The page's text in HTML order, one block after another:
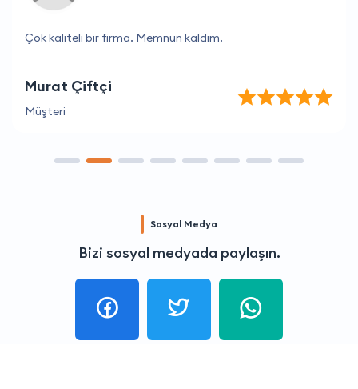
Çok kaliteli bir firma. Memnun kaldım.
Murat Çiftçi
Müşteri
Sosyal Medya
Bizi sosyal medyada paylaşın.